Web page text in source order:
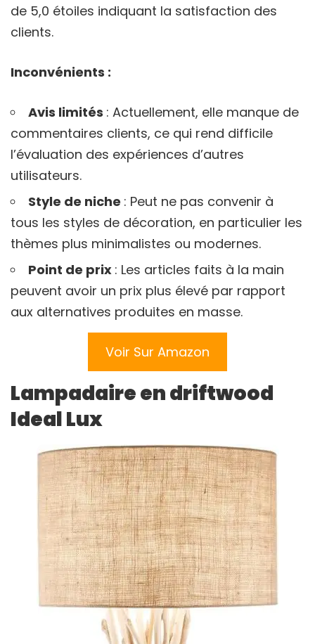
de 5,0 étoiles indiquant la satisfaction des
clients.
Inconvénients :
Avis limités : Actuellement, elle manque de
commentaires clients, ce qui rend difficile
l’évaluation des expériences d’autres
utilisateurs.
Style de niche : Peut ne pas convenir à
tous les styles de décoration, en particulier les
thèmes plus minimalistes ou modernes.
Point de prix : Les articles faits à la main
peuvent avoir un prix plus élevé par rapport
aux alternatives produites en masse.
Voir Sur Amazon
Lampadaire en driftwood
Ideal Lux